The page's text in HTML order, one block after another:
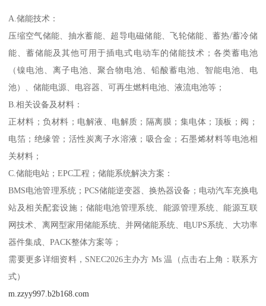
A.储能技术：
压缩空气储能、抽水蓄能、超导电磁储能、飞轮储能、蓄热/蓄冷储
能、蓄储能及其他可用于插电式电动车的储能技术；各类蓄电池
（镍电池、离子电池、聚合物电池、铅酸蓄电池、智能电池、电
池）、储能电源、电容器、可再生燃料电池、液流电池等；
B.相关设备及材料：
正材料；负材料；电解液、电解质；隔离膜；集电体；顶板；阀；
电箔；绝缘管；活性炭离子水溶液；吸合金；石墨烯材料等电池相
关材料；
C.储能电站；EPC工程；储能系统解决方案：
BMS电池管理系统；PCS储能逆变器、换热器设备；电动汽车充换电
站及相关配套设施；储能电池管理系统、能源管理系统、能源互联
网技术、离网型家用储能系统、并网储能系统、电UPS系统、大功率
器件集成、PACK整体方案等；
需要更多详细资料，SNEC2026主办方 Ms 温（点击右上角：联系方
式）
m.zzyy997.b2b168.com